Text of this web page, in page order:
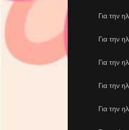
Για την
Για την
Για την
Για την
Για την